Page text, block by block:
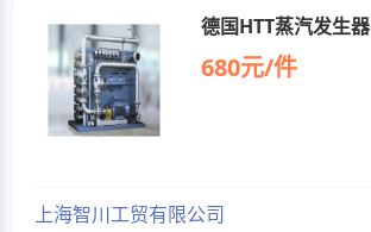
德国HTT蒸汽发生器
680元/件
上海智川工贸有限公司